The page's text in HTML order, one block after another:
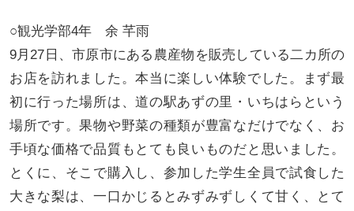
○観光学部4年 余 芊雨
9月27日、市原市にある農産物を販売している二カ所の
お店を訪れました。本当に楽しい体験でした。まず最
初に行った場所は、道の駅あずの里・いちはらという
場所です。果物や野菜の種類が豊富なだけでなく、お
手頃な価格で品質もとても良いものだと思いました。
とくに、そこで購入し、参加した学生全員で試食した
大きな梨は、一口かじるとみずみずしくて甘く、とて